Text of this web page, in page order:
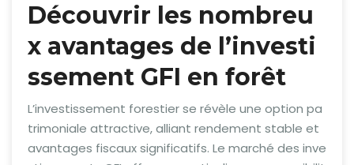
Découvrir les nombreu
x avantages de l’investi
ssement GFI en forêt
L’investissement forestier se révèle une option pa
trimoniale attractive, alliant rendement stable et
avantages fiscaux significatifs. Le marché des inve